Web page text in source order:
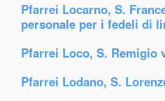
Pfarrei Locarno, S.
personale per i fedeli di
Pfarrei Loco, S. Remigio
Pfarrei Lodano, S.